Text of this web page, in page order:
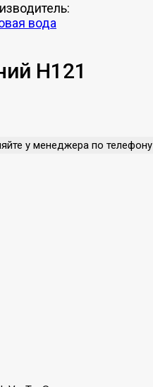
вода
H121
у менеджера по телефону